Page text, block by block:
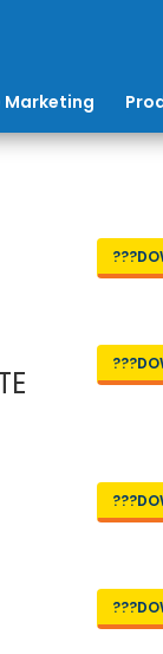
Marketing